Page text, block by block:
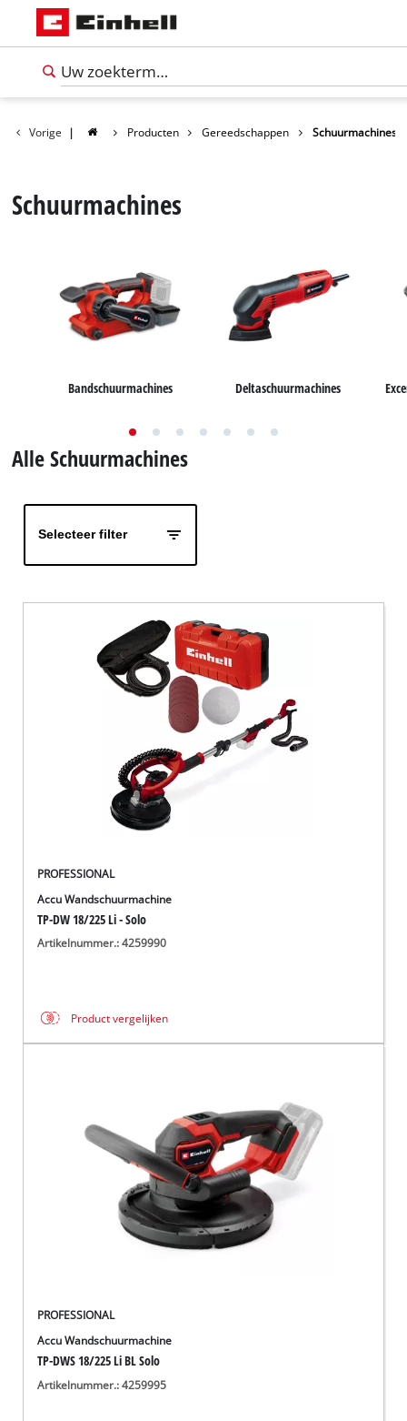
Français
Vorige | Producten Gereedschappen Schuurmachines
Schuurmachines
Bandschuurmachines Deltaschuurmachines
Alle Schuurmachines
Selecteer filter
PROFESSIONAL
Accu Wandschuurmachine
TP-DW 18/225 Li - Solo
Artikelnummer.: 4259990
Product vergelijken
PROFESSIONAL
Accu Wandschuurmachine
TP-DWS 18/225 Li BL Solo
Artikelnummer.: 4259995